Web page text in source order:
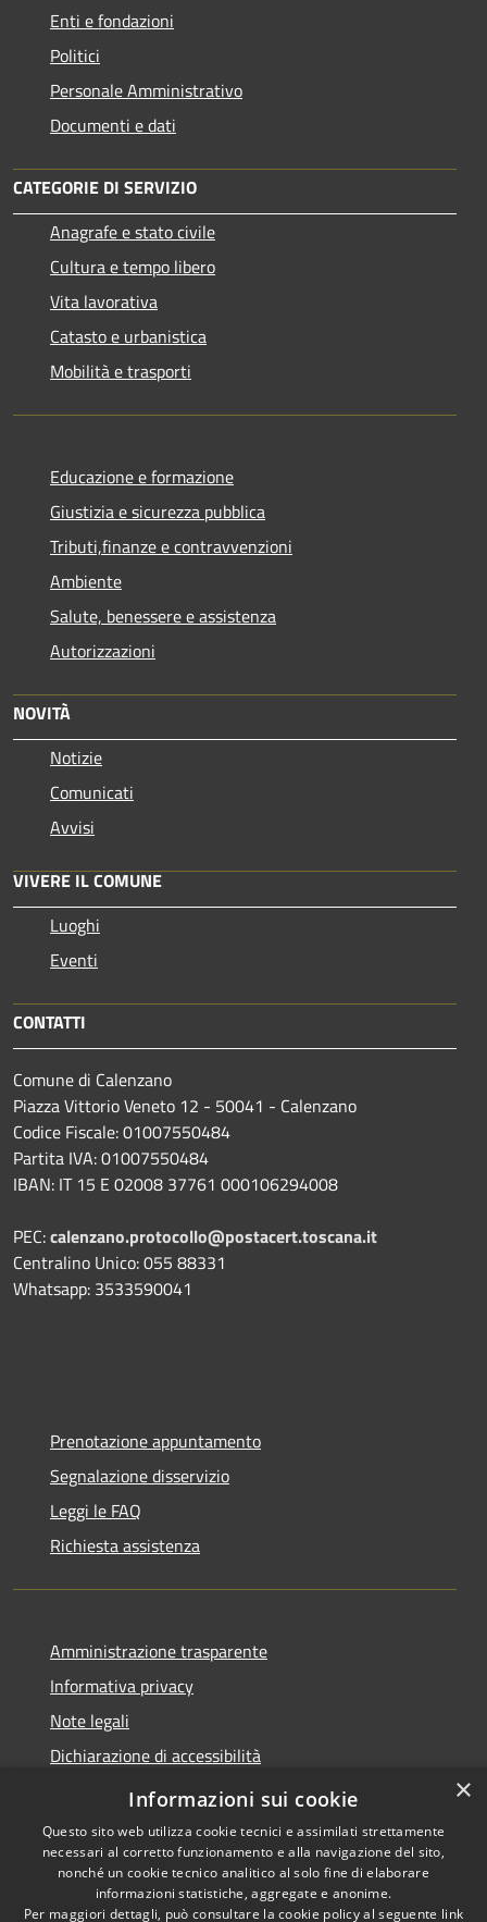
Enti e fondazioni
Politici
Personale Amministrativo
Documenti e dati
CATEGORIE DI SERVIZIO
Anagrafe e stato civile
Cultura e tempo libero
Vita lavorativa
Catasto e urbanistica
Mobilità e trasporti
Educazione e formazione
Giustizia e sicurezza pubblica
Tributi,finanze e contravvenzioni
Ambiente
Salute, benessere e assistenza
Autorizzazioni
NOVITÀ
Notizie
Comunicati
Avvisi
VIVERE IL COMUNE
Luoghi
Eventi
CONTATTI
Comune di Calenzano
Piazza Vittorio Veneto 12 - 50041 - Calenzano
Codice Fiscale: 01007550484
Partita IVA: 01007550484
IBAN: IT 15 E 02008 37761 000106294008
PEC:calenzano.protocollo@postacert.toscana.it
Centralino Unico: 055 88331
Whatsapp: 3533590041
Prenotazione appuntamento
Segnalazione disservizio
Leggi le FAQ
Richiesta assistenza
Amministrazione trasparente
Informativa privacy
Note legali
Dichiarazione di accessibilità
Statistiche Web
Copyright © 2026 • Comune di
×
Informazioni sui cookie
Questo sito web utilizza cookie tecnici e assimilati strettamente
necessari al corretto funzionamento e alla navigazione del sito,
nonché un cookie tecnico analitico al solo fine di elaborare
informazioni statistiche, aggregate e anonime.
Per maggiori dettagli, può consultare la cookie policy al seguente link